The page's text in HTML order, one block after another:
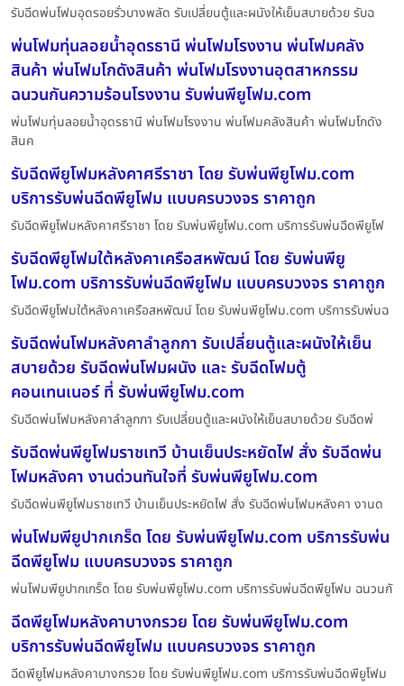
รับฉีดพ่นโฟมอุดรอยรั่วบางพลัด รับเปลี่ยนตู้และผนังให้เย็นสบายด้วย รับฉ
พ่นโฟมทุ่นลอยน้ำอุดรธานี พ่นโฟมโรงงาน พ่นโฟมคลัง
สินค้า พ่นโฟมโกดังสินค้า พ่นโฟมโรงงานอุตสาหกรรม
ฉนวนกันความร้อนโรงงาน รับพ่นพียูโฟม.com
พ่นโฟมทุ่นลอยน้ำอุดรธานี พ่นโฟมโรงงาน พ่นโฟมคลังสินค้า พ่นโฟมโกดัง
สินค
รับฉีดพียูโฟมหลังคาศรีราชา โดย รับพ่นพียูโฟม.com
บริการรับพ่นฉีดพียูโฟม แบบครบวงจร ราคาถูก
รับฉีดพียูโฟมหลังคาศรีราชา โดย รับพ่นพียูโฟม.com บริการรับพ่นฉีดพียูโฟ
รับฉีดพียูโฟมใต้หลังคาเครือสหพัฒน์ โดย รับพ่นพียู
โฟม.com บริการรับพ่นฉีดพียูโฟม แบบครบวงจร ราคาถูก
รับฉีดพียูโฟมใต้หลังคาเครือสหพัฒน์ โดย รับพ่นพียูโฟม.com บริการรับพ่นฉ
รับฉีดพ่นโฟมหลังคาลำลูกกา รับเปลี่ยนตู้และผนังให้เย็น
สบายด้วย รับฉีดพ่นโฟมผนัง และ รับฉีดโฟมตู้
คอนเทนเนอร์ ที่ รับพ่นพียูโฟม.com
รับฉีดพ่นโฟมหลังคาลำลูกกา รับเปลี่ยนตู้และผนังให้เย็นสบายด้วย รับฉีดพ่
รับฉีดพ่นพียูโฟมราชเทวี บ้านเย็นประหยัดไฟ สั่ง รับฉีดพ่น
โฟมหลังคา งานด่วนทันใจที่ รับพ่นพียูโฟม.com
รับฉีดพ่นพียูโฟมราชเทวี บ้านเย็นประหยัดไฟ สั่ง รับฉีดพ่นโฟมหลังคา งานด
พ่นโฟมพียูปากเกร็ด โดย รับพ่นพียูโฟม.com บริการรับพ่น
ฉีดพียูโฟม แบบครบวงจร ราคาถูก
พ่นโฟมพียูปากเกร็ด โดย รับพ่นพียูโฟม.com บริการรับพ่นฉีดพียูโฟม ฉนวนกั
ฉีดพียูโฟมหลังคาบางกรวย โดย รับพ่นพียูโฟม.com
บริการรับพ่นฉีดพียูโฟม แบบครบวงจร ราคาถูก
ฉีดพียูโฟมหลังคาบางกรวย โดย รับพ่นพียูโฟม.com บริการรับพ่นฉีดพียูโฟม